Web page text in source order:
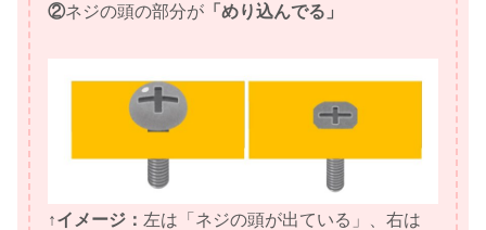
②ネジの頭の部分が 「めり込んでる」
↑イメージ： 左は「ネジの頭が出ている」、右は